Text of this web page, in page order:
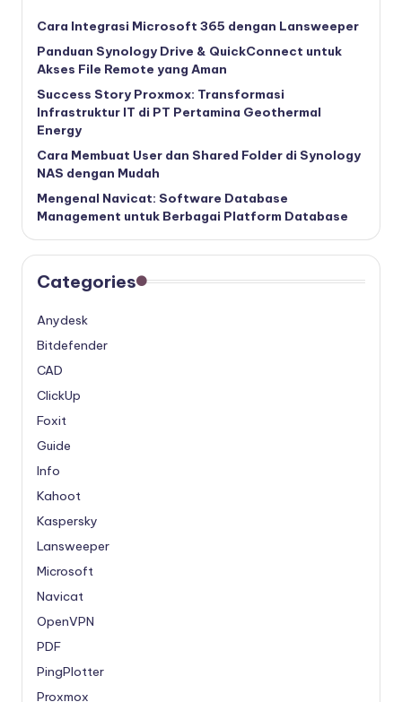
Cara Integrasi Microsoft 365 dengan Lansweeper
Panduan Synology Drive & QuickConnect untuk
Akses File Remote yang Aman
Success Story Proxmox: Transformasi
Infrastruktur IT di PT Pertamina Geothermal
Energy
Cara Membuat User dan Shared Folder di Synology
NAS dengan Mudah
Mengenal Navicat: Software Database
Management untuk Berbagai Platform Database
Categories
Anydesk
Bitdefender
CAD
ClickUp
Foxit
Guide
Info
Kahoot
Kaspersky
Lansweeper
Microsoft
Navicat
OpenVPN
PDF
PingPlotter
Proxmox